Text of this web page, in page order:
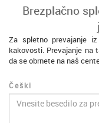
Brezplačno
Za spletno prevajanje
kakovosti. Prevajanje na
da se obrnete na naš
Češki